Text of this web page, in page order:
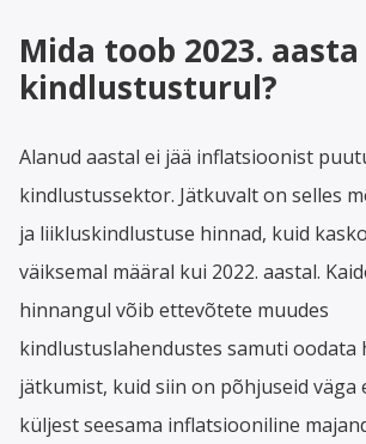
Mida toob 2023. aasta
kindlustusturul?
Alanud aastal ei jää inflatsioonist
kindlustussektor. Jätkuvalt on selles
ja liikluskindlustuse hinnad, kuid
väiksemal määral kui 2022. aastal.
hinnangul võib ettevõtete muudes
kindlustuslahendustes samuti oodata
jätkumist, kuid siin on põhjuseid väga
küljest seesama inflatsiooniline